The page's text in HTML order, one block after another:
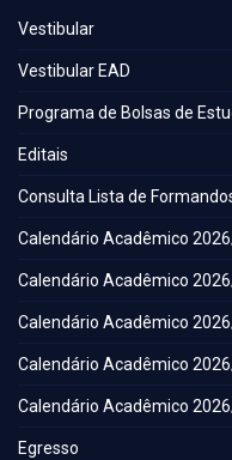
Vestibular
Vestibular EAD
Programa de Bolsas de
Editais
Consulta Lista de
Calendário Acadêmico
Calendário Acadêmico
Calendário Acadêmico
Calendário Acadêmico
Calendário Acadêmico
Egresso